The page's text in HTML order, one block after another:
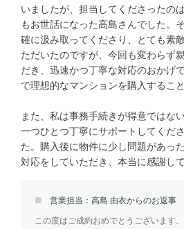
いましたが、担当してくださったの
もお世話になった高島さんでした。
確に汲み取ってくださり、とても素
ただいたのですが、今回も変わらず
だき、迅速かつ丁寧な対応のおかげ
で理想的なマンションを購入するこ
また、私は事務手続きが得意ではな
一つひとつ丁寧にサポートしてくだ
た。購入後に物件に少し問題があっ
対応をしていただき、本当に感謝して
営業担当：高島 由衣からのお返事
この度はご成約おめでとうございます。